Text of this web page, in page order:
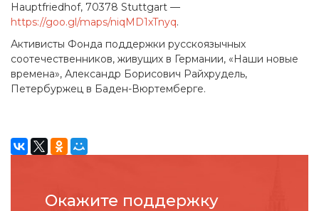
Hauptfriedhof, 70378 Stuttgart —
https://goo.gl/maps/niqMD1xTnyq.
Активисты Фонда поддержки русскоязычных
соотечественников, живущих в Германии, «Наши новые
времена», Александр Борисович Райхрудель,
Петербуржец в Баден-Вюртемберге.
Окажите поддержку